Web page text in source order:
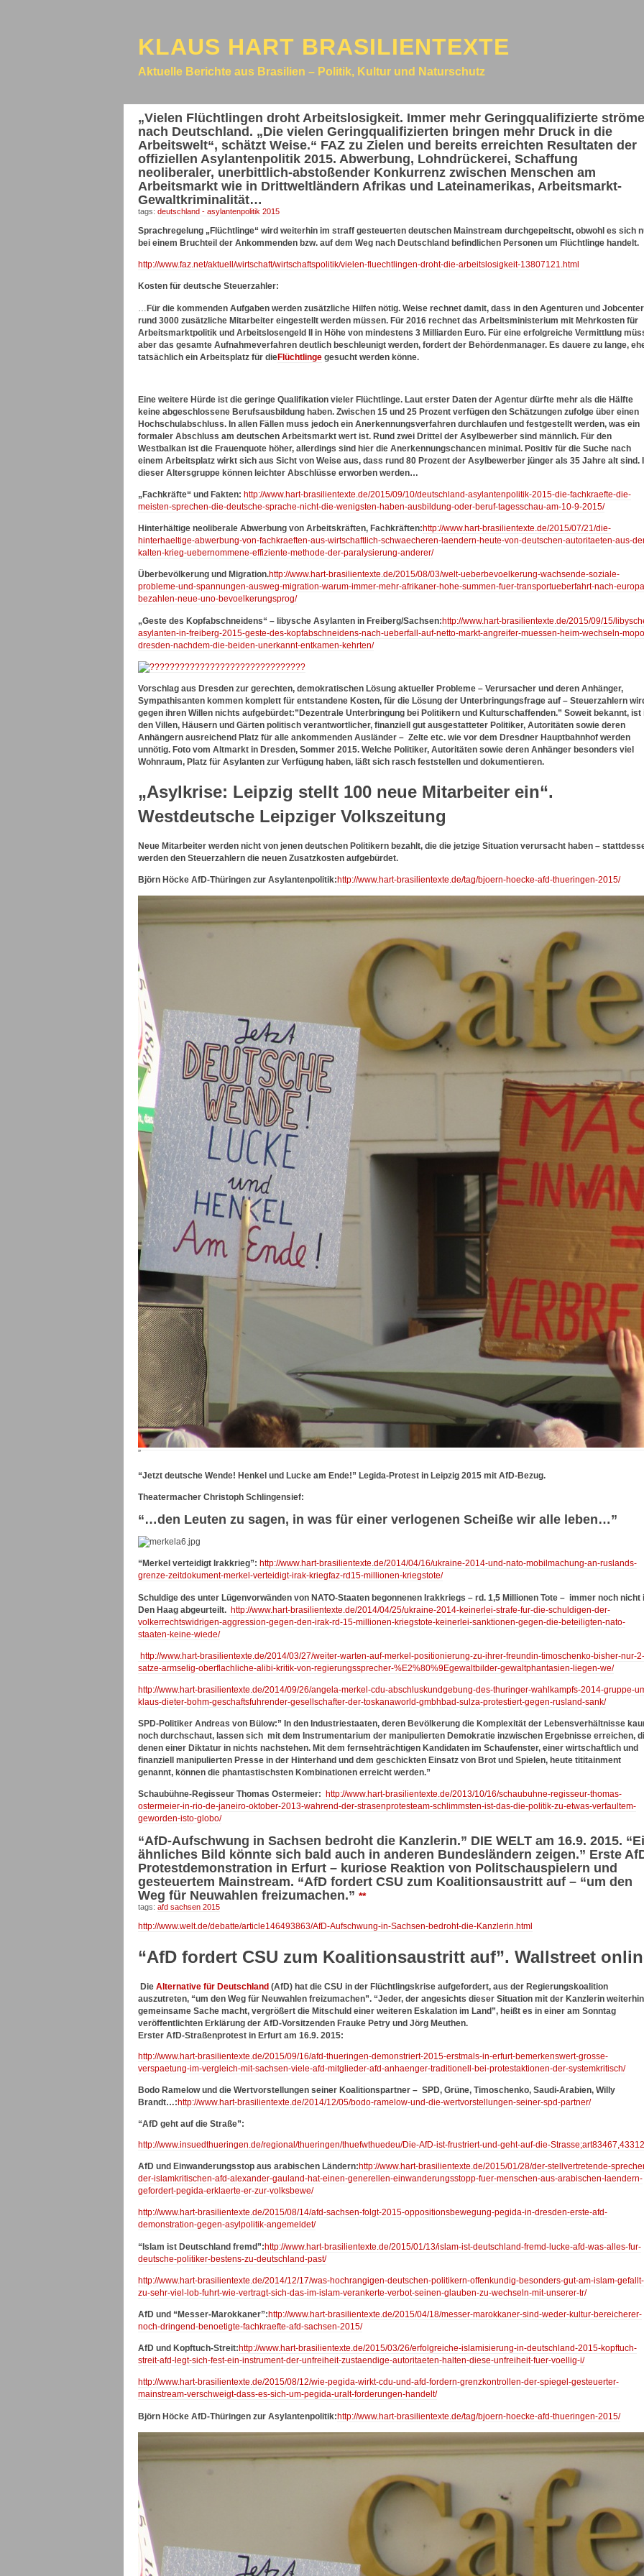
KLAUS HART BRASILIENTEXTE
Aktuelle Berichte aus Brasilien – Politik, Kultur und Naturschutz
„Vielen Flüchtlingen droht Arbeitslosigkeit. Immer mehr Geringqualifizierte
nach Deutschland. „Die vielen Geringqualifizierten bringen mehr Druck in die
Arbeitswelt“, schätzt Weise.“ FAZ zu Zielen und bereits erreichten Resultaten der
offiziellen Asylantenpolitik 2015. Abwerbung, Lohndrückerei, Schaffung
neoliberaler, unerbittlich-abstoßender Konkurrenz zwischen Menschen am
Arbeitsmarkt wie in Drittweltländern Afrikas und Lateinamerikas, Arbeitsmarkt-
Gewaltkriminalität…
tags: deutschland - asylantenpolitik 2015
Sprachregelung „Flüchtlinge“ wird weiterhin im straff gesteuerten deutschen Mainstream durchgepeitscht, obwohl es sich
bei einem Bruchteil der Ankommenden bzw. auf dem Weg nach Deutschland befindlichen Personen um Flüchtlinge handelt.
http://www.faz.net/aktuell/wirtschaft/wirtschaftspolitik/vielen-fluechtlingen-droht-die-arbeitslosigkeit-13807121.html
Kosten für deutsche Steuerzahler:
Für die kommenden Aufgaben werden zusätzliche Hilfen nötig. Weise rechnet damit, dass in den Agenturen und
rund 3000 zusätzliche Mitarbeiter eingestellt werden müssen. Für 2016 rechnet das Arbeitsministerium mit Mehrkosten für
Arbeitsmarktpolitik und Arbeitslosengeld II in Höhe von mindestens 3 Milliarden Euro. Für eine erfolgreiche Vermittlung
aber das gesamte Aufnahmeverfahren deutlich beschleunigt werden, fordert der Behördenmanager. Es dauere zu lange,
tatsächlich ein Arbeitsplatz für dieFlüchtlinge gesucht werden könne.
Eine weitere Hürde ist die geringe Qualifikation vieler Flüchtlinge. Laut erster Daten der Agentur dürfte mehr als die Hälfte
keine abgeschlossene Berufsausbildung haben. Zwischen 15 und 25 Prozent verfügen den Schätzungen zufolge über einen
Hochschulabschluss. In allen Fällen muss jedoch ein Anerkennungsverfahren durchlaufen und festgestellt werden, was ein
formaler Abschluss am deutschen Arbeitsmarkt wert ist. Rund zwei Drittel der Asylbewerber sind männlich. Für den
Westbalkan ist die Frauenquote höher, allerdings sind hier die Anerkennungschancen minimal. Positiv für die Suche nach
einem Arbeitsplatz wirkt sich aus Sicht von Weise aus, dass rund 80 Prozent der Asylbewerber jünger als 35 Jahre alt sind.
dieser Altersgruppe können leichter Abschlüsse erworben werden…
„Fachkräfte“ und Fakten: http://www.hart-brasilientexte.de/2015/09/10/deutschland-asylantenpolitik-2015-die-fachkraefte-die-
meisten-sprechen-die-deutsche-sprache-nicht-die-wenigsten-haben-ausbildung-oder-beruf-tagesschau-am-10-9-2015/
Hinterhältige neoliberale Abwerbung von Arbeitskräften, Fachkräften:http://www.hart-brasilientexte.de/2015/07/21/die-
hinterhaeltige-abwerbung-von-fachkraeften-aus-wirtschaftlich-schwaecheren-laendern-heute-von-deutschen-autoritaeten-aus-
kalten-krieg-uebernommene-effiziente-methode-der-paralysierung-anderer/
Überbevölkerung und Migration.http://www.hart-brasilientexte.de/2015/08/03/welt-ueberbevoelkerung-wachsende-soziale-
probleme-und-spannungen-ausweg-migration-warum-immer-mehr-afrikaner-hohe-summen-fuer-transportueberfahrt-nach-
bezahlen-neue-uno-bevoelkerungsprog/
„Geste des Kopfabschneidens“ – libysche Asylanten in Freiberg/Sachsen:http://www.hart-brasilientexte.de/2015/09/15/
asylanten-in-freiberg-2015-geste-des-kopfabschneidens-nach-ueberfall-auf-netto-markt-angreifer-muessen-heim-wechseln-
dresden-nachdem-die-beiden-unerkannt-entkamen-kehrten/
Vorschlag aus Dresden zur gerechten, demokratischen Lösung aktueller Probleme – Verursacher und deren Anhänger,
Sympathisanten kommen komplett für entstandene Kosten, für die Lösung der Unterbringungsfrage auf – Steuerzahlern
gegen ihren Willen nichts aufgebürdet:”Dezentrale Unterbringung bei Politikern und Kulturschaffenden.” Soweit bekannt, ist
den Villen, Häusern und Gärten politisch verantwortlicher, finanziell gut ausgestatteter Politiker, Autoritäten sowie deren
Anhängern ausreichend Platz für alle ankommenden Ausländer – Zelte etc. wie vor dem Dresdner Hauptbahnhof werden
unnötig. Foto vom Altmarkt in Dresden, Sommer 2015. Welche Politiker, Autoritäten sowie deren Anhänger besonders viel
Wohnraum, Platz für Asylanten zur Verfügung haben, läßt sich rasch feststellen und dokumentieren.
„Asylkrise: Leipzig stellt 100 neue Mitarbeiter ein“.
Westdeutsche Leipziger Volkszeitung
Neue Mitarbeiter werden nicht von jenen deutschen Politikern bezahlt, die die jetzige Situation verursacht haben –
werden den Steuerzahlern die neuen Zusatzkosten aufgebürdet.
Björn Höcke AfD-Thüringen zur Asylantenpolitik:http://www.hart-brasilientexte.de/tag/bjoern-hoecke-afd-thueringen-2015/
”
“Jetzt deutsche Wende! Henkel und Lucke am Ende!” Legida-Protest in Leipzig 2015 mit AfD-Bezug.
Theatermacher Christoph Schlingensief:
“…den Leuten zu sagen, in was für einer verlogenen Scheiße wir alle leben…”
“Merkel verteidigt Irakkrieg”: http://www.hart-brasilientexte.de/2014/04/16/ukraine-2014-und-nato-mobilmachung-an-ruslands-
grenze-zeitdokument-merkel-verteidigt-irak-kriegfaz-rd15-millionen-kriegstote/
Schuldige des unter Lügenvorwänden von NATO-Staaten begonnenen Irakkriegs – rd. 1,5 Millionen Tote – immer noch nicht
Den Haag abgeurteilt. http://www.hart-brasilientexte.de/2014/04/25/ukraine-2014-keinerlei-strafe-fur-die-schuldigen-der-
volkerrechtswidrigen-aggression-gegen-den-irak-rd-15-millionen-kriegstote-keinerlei-sanktionen-gegen-die-beteiligten-nato-
staaten-keine-wiede/
http://www.hart-brasilientexte.de/2014/03/27/weiter-warten-auf-merkel-positionierung-zu-ihrer-freundin-timoschenko-bisher-nur-2-
satze-armselig-oberflachliche-alibi-kritik-von-regierungssprecher-%E2%80%9Egewaltbilder-gewaltphantasien-liegen-we/
http://www.hart-brasilientexte.de/2014/09/26/angela-merkel-cdu-abschluskundgebung-des-thuringer-wahlkampfs-2014-gruppe-
klaus-dieter-bohm-geschaftsfuhrender-gesellschafter-der-toskanaworld-gmbhbad-sulza-protestiert-gegen-rusland-sank/
SPD-Politiker Andreas von Bülow:” In den Industriestaaten, deren Bevölkerung die Komplexität der Lebensverhältnisse
noch durchschaut, lassen sich mit dem Instrumentarium der manipulierten Demokratie inzwischen Ergebnisse erreichen,
denen einer Diktatur in nichts nachstehen. Mit dem fernsehträchtigen Kandidaten im Schaufenster, einer wirtschaftlich und
finanziell manipulierten Presse in der Hinterhand und dem geschickten Einsatz von Brot und Spielen, heute tititainment
genannt, können die phantastischsten Kombinationen erreicht werden.”
Schaubühne-Regisseur Thomas Ostermeier: http://www.hart-brasilientexte.de/2013/10/16/schaubuhne-regisseur-thomas-
ostermeier-in-rio-de-janeiro-oktober-2013-wahrend-der-strasenprotesteam-schlimmsten-ist-das-die-politik-zu-etwas-verfaultem-
geworden-isto-globo/
“AfD-Aufschwung in Sachsen bedroht die Kanzlerin.” DIE WELT am 16.9. 2015.
ähnliches Bild könnte sich bald auch in anderen Bundesländern zeigen.” Erste
Protestdemonstration in Erfurt – kuriose Reaktion von Politschauspielern und
gesteuertem Mainstream. “AfD fordert CSU zum Koalitionsaustritt auf – “um den
Weg für Neuwahlen freizumachen.” **
tags: afd sachsen 2015
http://www.welt.de/debatte/article146493863/AfD-Aufschwung-in-Sachsen-bedroht-die-Kanzlerin.html
“AfD fordert CSU zum Koalitionsaustritt auf”. Wallstreet
Die Alternative für Deutschland (AfD) hat die CSU in der Flüchtlingskrise aufgefordert, aus der Regierungskoalition
auszutreten, “um den Weg für Neuwahlen freizumachen”. “Jeder, der angesichts dieser Situation mit der Kanzlerin weiterhin
gemeinsame Sache macht, vergrößert die Mitschuld einer weiteren Eskalation im Land”, heißt es in einer am Sonntag
veröffentlichten Erklärung der AfD-Vorsitzenden Frauke Petry und Jörg Meuthen.
Erster AfD-Straßenprotest in Erfurt am 16.9. 2015:
http://www.hart-brasilientexte.de/2015/09/16/afd-thueringen-demonstriert-2015-erstmals-in-erfurt-bemerkenswert-grosse-
verspaetung-im-vergleich-mit-sachsen-viele-afd-mitglieder-afd-anhaenger-traditionell-bei-protestaktionen-der-systemkritisch/
Bodo Ramelow und die Wertvorstellungen seiner Koalitionspartner – SPD, Grüne, Timoschenko, Saudi-Arabien, Willy
Brandt…:http://www.hart-brasilientexte.de/2014/12/05/bodo-ramelow-und-die-wertvorstellungen-seiner-spd-partner/
“AfD geht auf die Straße”:
http://www.insuedthueringen.de/regional/thueringen/thuefwthuedeu/Die-AfD-ist-frustriert-und-geht-auf-die-
AfD und Einwanderungsstop aus arabischen Ländern:http://www.hart-brasilientexte.de/2015/01/28/der-stellvertretende-
der-islamkritischen-afd-alexander-gauland-hat-einen-generellen-einwanderungsstopp-fuer-menschen-aus-arabischen-laendern-
gefordert-pegida-erklaerte-er-zur-volksbewe/
http://www.hart-brasilientexte.de/2015/08/14/afd-sachsen-folgt-2015-oppositionsbewegung-pegida-in-dresden-erste-afd-
demonstration-gegen-asylpolitik-angemeldet/
“Islam ist Deutschland fremd”:http://www.hart-brasilientexte.de/2015/01/13/islam-ist-deutschland-fremd-lucke-afd-was-alles-fur-
deutsche-politiker-bestens-zu-deutschland-past/
http://www.hart-brasilientexte.de/2014/12/17/was-hochrangigen-deutschen-politikern-offenkundig-besonders-gut-am-islam-gefallt-
zu-sehr-viel-lob-fuhrt-wie-vertragt-sich-das-im-islam-verankerte-verbot-seinen-glauben-zu-wechseln-mit-unserer-tr/
AfD und “Messer-Marokkaner”:http://www.hart-brasilientexte.de/2015/04/18/messer-marokkaner-sind-weder-kultur-bereicherer-
noch-dringend-benoetigte-fachkraefte-afd-sachsen-2015/
AfD und Kopftuch-Streit:http://www.hart-brasilientexte.de/2015/03/26/erfolgreiche-islamisierung-in-deutschland-2015-kopftuch-
streit-afd-legt-sich-fest-ein-instrument-der-unfreiheit-zustaendige-autoritaeten-halten-diese-unfreiheit-fuer-voellig-i/
http://www.hart-brasilientexte.de/2015/08/12/wie-pegida-wirkt-cdu-und-afd-fordern-grenzkontrollen-der-spiegel-gesteuerter-
mainstream-verschweigt-dass-es-sich-um-pegida-uralt-forderungen-handelt/
Björn Höcke AfD-Thüringen zur Asylantenpolitik:http://www.hart-brasilientexte.de/tag/bjoern-hoecke-afd-thueringen-2015/